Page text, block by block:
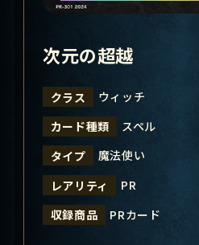
次元の超越
クラス
ウィッチ
カード種類
スペル
タイプ
魔法使い
レアリティ
PR
収録商品
PRカード